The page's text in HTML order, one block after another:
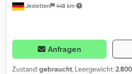
Jestetten 448 km
Anfragen
Zustand:gebraucht, Leergewicht: